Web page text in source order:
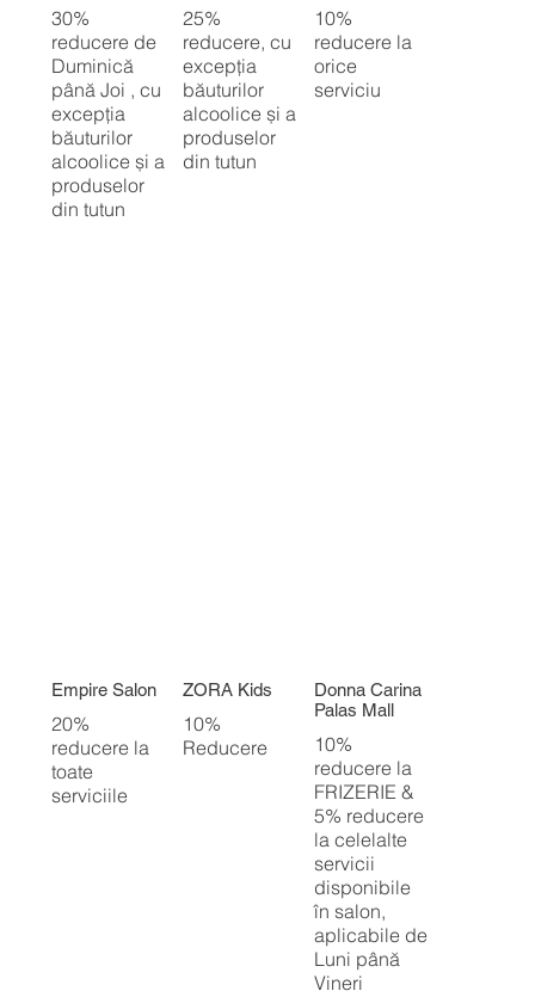
30%
reducere de
Duminică
până Joi , cu
excepția
băuturilor
alcoolice și a
produselor
din tutun
25%
reducere, cu
excepția
băuturilor
alcoolice și a
produselor
din tutun
10%
reducere la
orice
serviciu
Empire Salon
20%
reducere la
toate
serviciile
ZORA Kids
10%
Reducere
Donna Carina
Palas Mall
10%
reducere la
FRIZERIE &
5% reducere
la celelalte
servicii
disponibile
în salon,
aplicabile de
Luni până
Vineri